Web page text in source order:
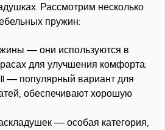
Рассмотрим несколько
пружин:
— они используются в
для улучшения комфорта;
— популярный вариант для
обеспечивают хорошую
— особая категория,